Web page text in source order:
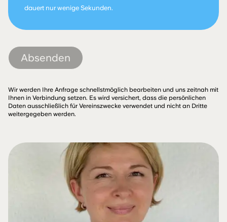
dauert nur wenige Sekunden.
Absenden
Wir werden Ihre Anfrage schnellstmöglich bearbeiten und uns zeitnah mit
Ihnen in Verbindung setzen. Es wird versichert, dass die persönlichen
Daten ausschließlich für Vereinszwecke verwendet und nicht an Dritte
weitergegeben werden.